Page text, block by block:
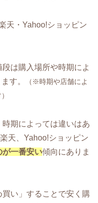
天・Yahoo!ショッピン
は購入場所や時期によ
す。
（※時期や店舗によ
期によっては違いはあ
天、Yahoo!ショッピン
が一番安い傾向にありま
い」することで安く購